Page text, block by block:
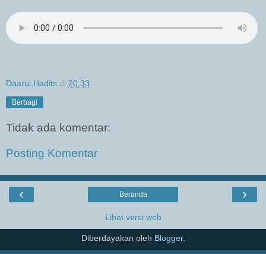
Daarul Hadits di 20.33
Berbagi
Tidak ada komentar:
Posting Komentar
‹ ›
Beranda
Lihat versi web
Diberdayakan oleh Blogger.